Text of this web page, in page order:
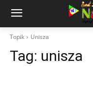
Topik Unisza
Tag: unisza